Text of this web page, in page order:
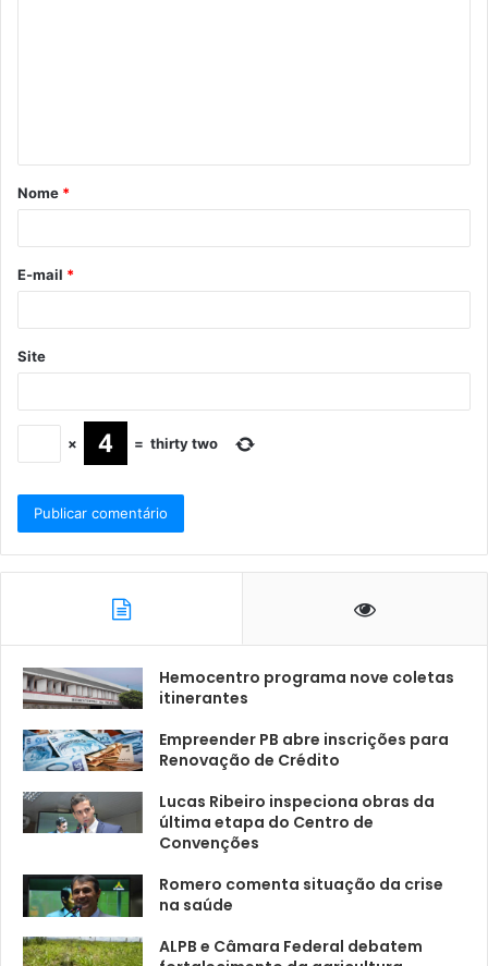
Nome *
E-mail *
Site
× = thirty two
Hemocentro programa nove coletas
itinerantes
Empreender PB abre inscrições para
Renovação de Crédito
Lucas Ribeiro inspeciona obras da
última etapa do Centro de
Convenções
Romero comenta situação da crise
na saúde
ALPB e Câmara Federal debatem